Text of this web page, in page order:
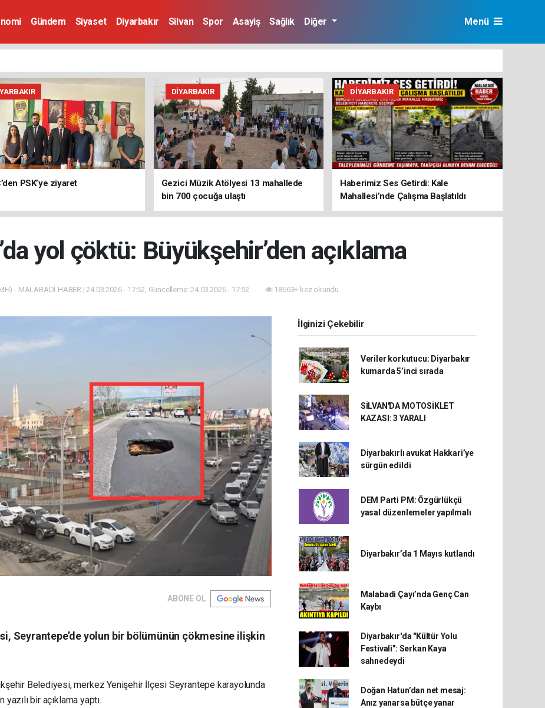
Gündem Siyaset Diyarbakır Silvan Spor Asayiş Sağlık Diğer Menü
PSK’ye ziyaret
DIYARBAKIR
Gezici Müzik Atölyesi 13 mahallede
bin 700 çocuğa ulaştı
DIYARBAKIR
Haberimiz Ses Getirdi: Kale
Mahallesi’nde Çalışma Başlatıldı
yol çöktü: Büyükşehir’den açıklama
- MALABADİ HABER | 24.03.2026 - 17:52, Güncelleme: 24.03.2026 - 17:52 18663+ kez okundu.
ABONE OL
Seyrantepe’de yolun bir bölümünün çökmesine ilişkin
Belediyesi, merkez Yenişehir İlçesi Seyrantepe karayolunda
bir açıklama yaptı.
İlginizi Çekebilir
Veriler korkutucu: Diyarbakır
kumarda 5’inci sırada
SİLVAN'DA MOTOSİKLET
KAZASI: 3 YARALI
Diyarbakırlı avukat Hakkari’ye
sürgün edildi
DEM Parti PM: Özgürlükçü
yasal düzenlemeler yapılmalı
Diyarbakır’da 1 Mayıs kutlandı
Malabadi Çayı’nda Genç Can
Kaybı
Diyarbakır'da "Kültür Yolu
Festivali": Serkan Kaya
sahnedeydi
Doğan Hatun’dan net mesaj:
Anız yanarsa bütçe yanar